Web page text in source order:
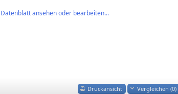
Datenblatt ansehen oder bearbeiten...
Druckansicht Vergleichen (0)